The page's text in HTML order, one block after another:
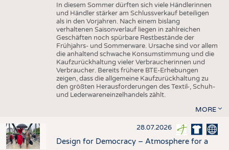
In diesem Sommer dürften sich viele Händlerinnen
und Händler stärker am Schlussverkauf beteiligen
als in den Vorjahren. Nach einem bislang
verhaltenen Saisonverlauf liegen in zahlreichen
Geschäften noch spürbare Restbestände der
Frühjahrs- und Sommerware. Ursache sind vor allem
die anhaltend schwache Konsumstimmung und die
Kaufzurückhaltung vieler Verbraucherinnen und
Verbraucher. Bereits frühere BTE-Erhebungen
zeigen, dass die allgemeine Kaufzurückhaltung zu
den größten Herausforderungen des Textil-, Schuh-
und Lederwareneinzelhandels zählt.
MORE
28.07.2026
Design for Democracy – Atmosphere for a